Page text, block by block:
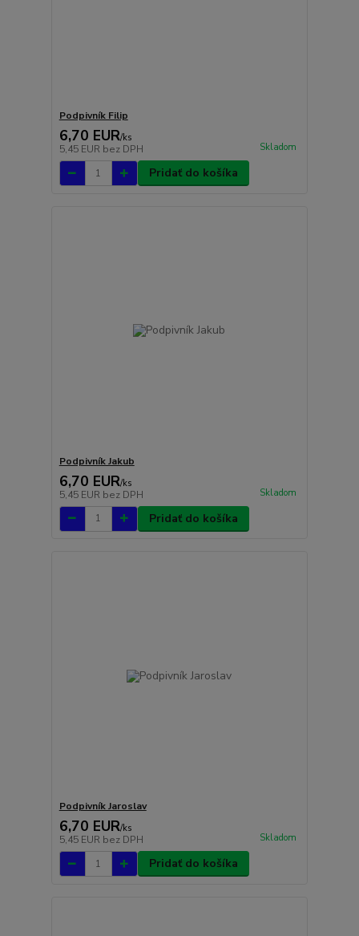
Podpivník Filip
6,70 EUR/ks
5,45 EUR bez DPH Skladom
Pridať do košíka
Podpivník Jakub
6,70 EUR/ks
5,45 EUR bez DPH Skladom
Pridať do košíka
Podpivník Jaroslav
6,70 EUR/ks
5,45 EUR bez DPH Skladom
Pridať do košíka